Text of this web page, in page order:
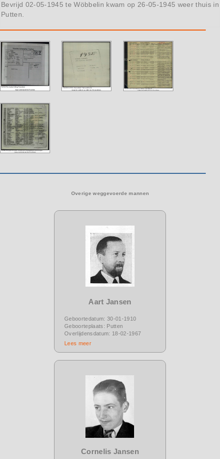
Bevrijd 02-05-1945 te Wöbbelin kwam op 26-05-1945 weer thuis in
Putten.
Overige weggevoerde mannen
Aart Jansen
Geboortedatum: 30-01-1910
Geboorteplaats: Putten
Overlijdensdatum: 18-02-1967
Lees meer
Cornelis Jansen